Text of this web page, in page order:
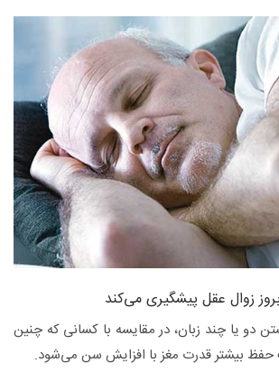
زوال عقل پیشگیری می‌کند
دو یا چند زبان، در مقایسه با کسانی که چنین
حفظ بیشتر قدرت مغز با افزایش سن می‌شود.